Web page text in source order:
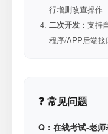
行增删改查操作
二次开发： 支持
程序/APP后端接
❓ 常见问题
Q：在线考试-老